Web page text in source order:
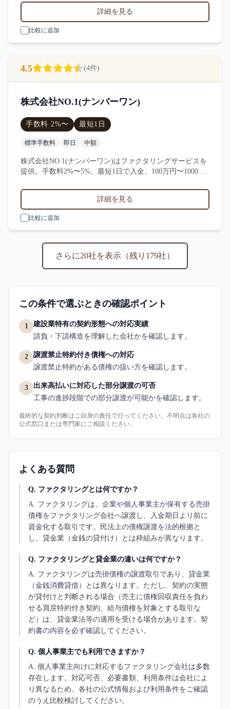
評判からリンクジャパンの特徴を比較できます。
詳細を見る
比較に追加
4.5 (4件)
株式会社NO.1(ナンバーワン)
手数料 2%〜 最短1日
標準手数料 即日 中額
株式会社NO.1(ナンバーワン)はファクタリングサービスを
提供。手数料2%〜5%、最短1日で入金、100万円〜1000万
績。4件の口コミ・評判から株式会社NO.1(ナンバーワン)
の特徴を比較できます。詳細を見る
比較に追加
さらに20社を表示（残り 179社）
この条件で選ぶときの確認ポイント
1
建設業特有の契約形態への対応実績
請負・下請構造を理解した会社かを確認します。
2
譲渡禁止特約付き債権への対応
譲渡禁止特約がある債権の扱い方を確認します。
3
出来高払いに対応した部分譲渡の可否
工事の進捗段階での部分譲渡が可能かを確認します。
最終的な契約判断はご自身の責任で行ってください。不明点は各社の
公式窓口または専門家にご相談ください。
よくある質問
Q. ファクタリングとは何ですか？
A. ファクタリングは、企業や個人事業主が保有する売掛
債権をファクタリング会社へ譲渡し、入金期日より前に
資金化する取引です。民法上の債権譲渡を法的根拠と
し、貸金業（金銭の貸付け）とは枠組みが異なります。
Q. ファクタリングと貸金業の違いは何ですか？
A. ファクタリングは売掛債権の譲渡取引であり、貸金業
（金銭消費貸借）とは異なります。ただし、契約の実態
が貸付けと判断される場合（売主に債権回収責任を負わ
せる買戻特約付き契約、給与債権を対象とする取引な
ど）は、貸金業法等の適用を受ける場合があります。契
約書の内容を必ず確認してください。
Q. 個人事業主でも利用できますか？
A. 個人事業主向けに対応するファクタリング会社は多数
存在します。対応可否、必要書類、利用条件は会社によ
り異なるため、各社の公式情報および利用条件をご確認
のうえ比較検討してください。